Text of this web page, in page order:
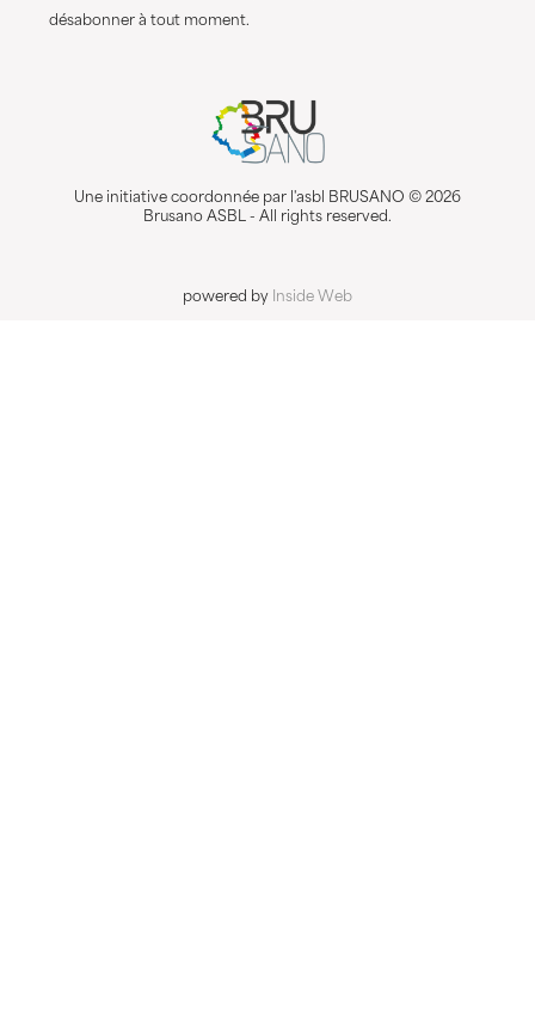
désabonner à tout moment.
Une initiative coordonnée par l'asbl BRUSANO © 2026
Brusano ASBL - All rights reserved.
powered by Inside Web